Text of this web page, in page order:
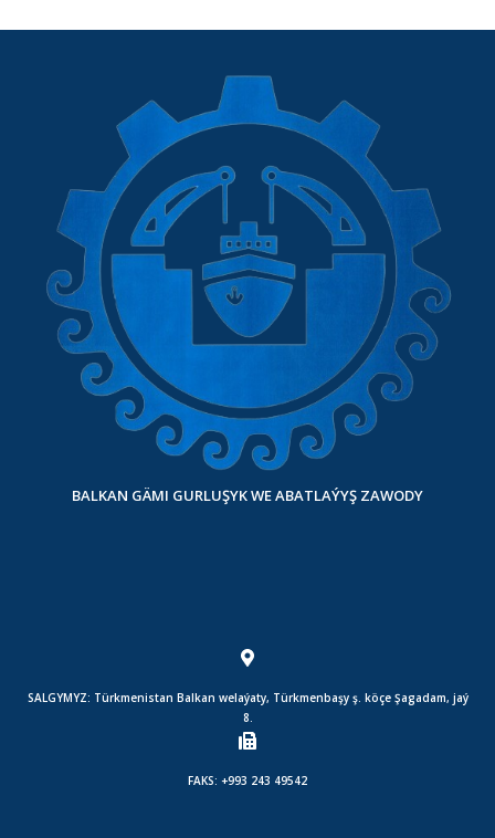
BALKAN GÄMI GURLUŞYK WE ABATLAÝYŞ ZAWODY
SALGYMYZ: Türkmenistan Balkan welaýaty, Türkmenbaşy ş. köçe Şagadam, jaý
8.
FAKS: +993 243 49542